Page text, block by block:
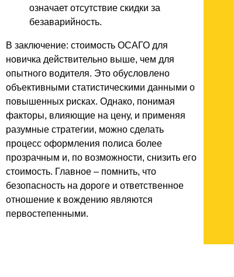
означает отсутствие скидки за
безаварийность.
В заключение: стоимость ОСАГО для
новичка действительно выше, чем для
опытного водителя. Это обусловлено
объективными статистическими данными о
повышенных рисках. Однако, понимая
факторы, влияющие на цену, и применяя
разумные стратегии, можно сделать
процесс оформления полиса более
прозрачным и, по возможности, снизить его
стоимость. Главное – помнить, что
безопасность на дороге и ответственное
отношение к вождению являются
первостепенными.